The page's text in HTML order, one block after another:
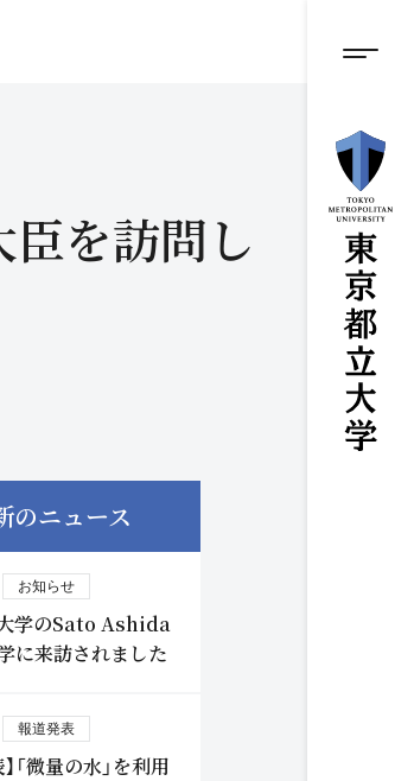
ン
ン
ツ
に
ス
キ
ッ
プ
メニ
を訪問し
のニュース
お知らせ
学のSato Ashida
に来訪されました
報道発表
「微量の水」を利用